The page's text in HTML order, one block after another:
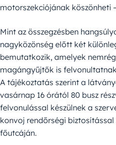
motorszekciójának köszönheti
Mint az összegzésben
nagyközönség előtt két
bemutatkozik, amelyek
magángyűjtők is
A tájékoztatás szerint a
vasárnap 16 órától 80 busz
felvonulással készülnek a
konvoj rendőrségi
főutcáján.